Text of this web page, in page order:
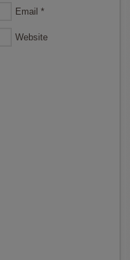
Email *
Website